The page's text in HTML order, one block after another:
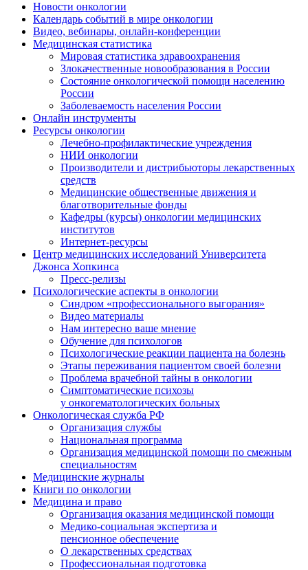
Новости онкологии
Календарь событий в мире онкологии
Видео, вебинары, онлайн-конференции
Медицинская статистика
Мировая статистика здравоохранения
Злокачественные новообразования в России
Состояние онкологической помощи населению
России
Заболеваемость населения России
Онлайн инструменты
Ресурсы онкологии
Лечебно-профилактические учреждения
НИИ онкологии
Производители и дистрибьюторы лекарственных
средств
Медицинские oбщественные движения и
благотворительные фонды
Кафедры (курсы) онкологии медицинских
институтов
Интернет-ресурсы
Центр медицинских исследований Университета
Джонса Хопкинса
Пресс-релизы
Психологические аспекты в онкологии
Синдром «профессионального выгорания»
Видео материалы
Нам интересно ваше мнение
Обучение для психологов
Психологические реакции пациента на болезнь
Этапы переживания пациентом своей болезни
Проблема врачебной тайны в онкологии
Симптоматические психозы
у онкогематологических больных
Онкологическая служба РФ
Организация службы
Национальная программа
Организация медицинской помощи по смежным
специальностям
Медицинские журналы
Книги по онкологии
Медицина и право
Организация оказания медицинской помощи
Медико-социальная экспертиза и
пенсионное обеспечение
О лекарственных средствах
Профессиональная подготовка